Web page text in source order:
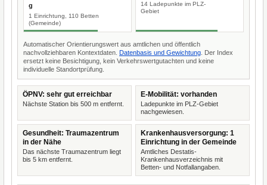
g
1 Einrichtung, 110 Betten
(Gemeinde)
14 Ladepunkte im PLZ-
Gebiet
Automatischer Orientierungswert aus amtlichen und öffentlich
nachvollziehbaren Kontextdaten. Datenbasis und Gewichtung . Der Index
ersetzt keine Besichtigung, kein Verkehrswertgutachten und keine
individuelle Standortprüfung.
ÖPNV: sehr gut erreichbar
Nächste Station bis 500 m entfernt.
E-Mobilität: vorhanden
Ladepunkte im PLZ-Gebiet
nachgewiesen.
Gesundheit: Traumazentrum
in der Nähe
Das nächste Traumazentrum liegt
bis 5 km entfernt.
Krankenhausversorgung: 1
Einrichtung in der Gemeinde
Amtliches Destatis-
Krankenhausverzeichnis mit
Betten- und Notfallangaben.